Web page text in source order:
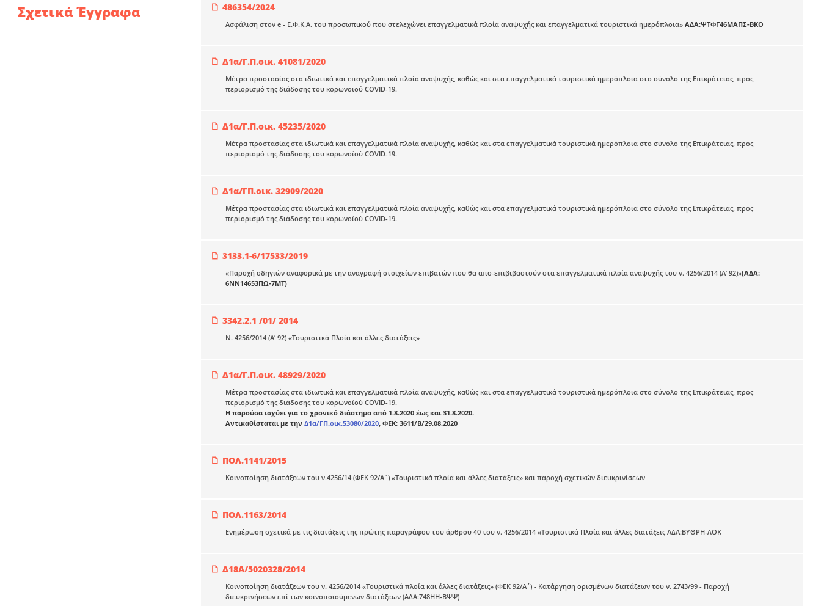
Σχετικά Έγγραφα 486354/2024
Ασφάλιση στον e - Ε.Φ.Κ.Α. του προσωπικού που στελεχώνει επαγγελματικά πλοία αναψυχής και επαγγελματικά τουριστικά ημερόπλοια» ΑΔΑ:ΨΤΦΓ46ΜΑΠΣ-ΒΚΟ
Δ1α/Γ.Π.οικ. 41081/2020
Μέτρα προστασίας στα ιδιωτικά και επαγγελματικά πλοία αναψυχής, καθώς και στα επαγγελματικά τουριστικά ημερόπλοια στο σύνολο της Επικράτειας, προς
περιορισμό της διάδοσης του κορωνοϊού COVID-19.
Δ1α/Γ.Π.οικ. 45235/2020
Μέτρα προστασίας στα ιδιωτικά και επαγγελματικά πλοία αναψυχής, καθώς και στα επαγγελματικά τουριστικά ημερόπλοια στο σύνολο της Επικράτειας, προς
περιορισμό της διάδοσης του κορωνοϊού COVID-19.
Δ1α/ΓΠ.οικ. 32909/2020
Μέτρα προστασίας στα ιδιωτικά και επαγγελματικά πλοία αναψυχής, καθώς και στα επαγγελματικά τουριστικά ημερόπλοια στο σύνολο της Επικράτειας, προς
περιορισμό της διάδοσης του κορωνοϊού COVID-19.
3133.1-6/17533/2019
«Παροχή οδηγιών αναφορικά με την αναγραφή στοιχείων επιβατών που θα απο-επιβιβαστούν στα επαγγελματικά πλοία αναψυχής του ν. 4256/2014 (Α’ 92)»(ΑΔΑ:
6ΝΝ14653ΠΩ-7ΜΤ)
3342.2.1 /01/ 2014
Ν. 4256/2014 (Α’ 92) «Τουριστικά Πλοία και άλλες διατάξεις»
Δ1α/Γ.Π.οικ. 48929/2020
Μέτρα προστασίας στα ιδιωτικά και επαγγελματικά πλοία αναψυχής, καθώς και στα επαγγελματικά τουριστικά ημερόπλοια στο σύνολο της Επικράτειας, προς
περιορισμό της διάδοσης του κορωνοϊού COVID-19.
Η παρούσα ισχύει για το χρονικό διάστημα από 1.8.2020 έως και 31.8.2020.
Αντικαθίσταται με την Δ1α/ΓΠ.οικ.53080/2020 , ΦΕΚ: 3611/Β/29.08.2020
ΠΟΛ.1141/2015
Κοινοποίηση διατάξεων του ν.4256/14 (ΦΕΚ 92/Α΄) «Τουριστικά πλοία και άλλες διατάξεις» και παροχή σχετικών διευκρινίσεων
ΠΟΛ.1163/2014
Ενημέρωση σχετικά με τις διατάξεις της πρώτης παραγράφου του άρθρου 40 του ν. 4256/2014 «Τουριστικά Πλοία και άλλες διατάξεις ΑΔΑ:ΒΥΘΡΗ-ΛΟΚ
Δ18Α/5020328/2014
Κοινοποίηση διατάξεων του ν. 4256/2014 «Τουριστικά πλοία και άλλες διατάξεις» (ΦΕΚ 92/Α΄) - Κατάργηση ορισμένων διατάξεων του ν. 2743/99 - Παροχή
διευκρινήσεων επί των κοινοποιούμενων διατάξεων (ΑΔΑ:748ΗΗ-ΒΨΨ)